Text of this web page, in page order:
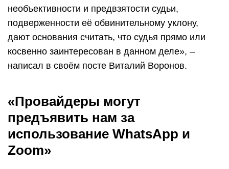
необъективности и предвзятости судьи,
подверженности её обвинительному уклону,
дают основания считать, что судья прямо или
косвенно заинтересован в данном деле», –
написал в своём посте Виталий Воронов.
«Провайдеры могут
предъявить нам за
использование WhatsApp и
Zoom»